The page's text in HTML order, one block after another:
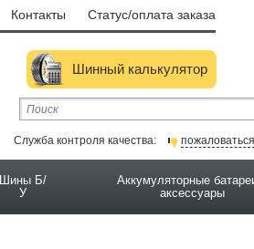
Контакты Статус/оплата заказа
Шинный калькулятор
Служба контроля качества: пожаловаться
Шины Б/
У
Аккумуляторные
аксессуары